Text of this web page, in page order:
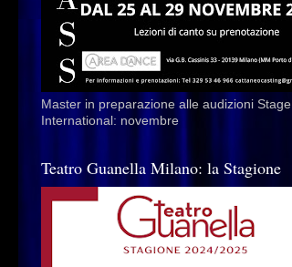
Master in preparazione alle audizioni Stage
International: novembre
Teatro Guanella Milano: la Stagione